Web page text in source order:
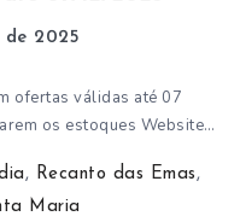
de 2025
ofertas válidas até 07
os estoques Website…
, Recanto das Emas ,
Maria